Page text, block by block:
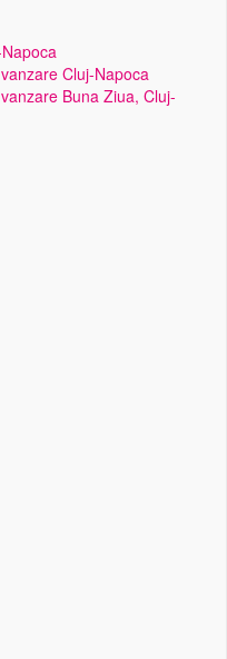
Cluj-Napoca
Buna Ziua, Cluj-